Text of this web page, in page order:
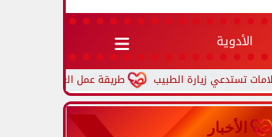
الأدوية
طريقة عمل العجة بالخضار.. وصفة مصرية
الأخبار